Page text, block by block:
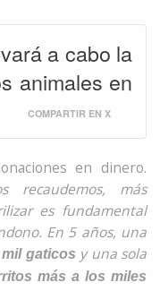
a cabo la
animales en
COMPARTIR EN X
en dinero.
recaudemos, más
es fundamental
En 5 años, una
mil gaticos y una sola
más a los miles